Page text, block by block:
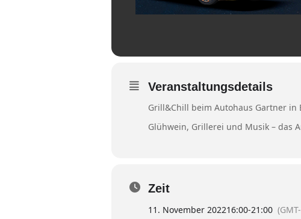
Veranstaltungsdetails
Grill&Chill beim Autohaus Gartner in
Glühwein, Grillerei und Musik – das
Zeit
11. November 202216:00-21:00